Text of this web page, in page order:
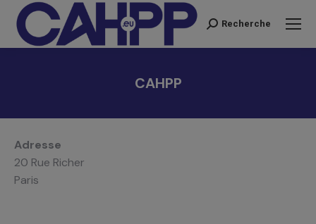
Recherche
Recherche
CAHPP
Adresse
20 Rue Richer
Paris